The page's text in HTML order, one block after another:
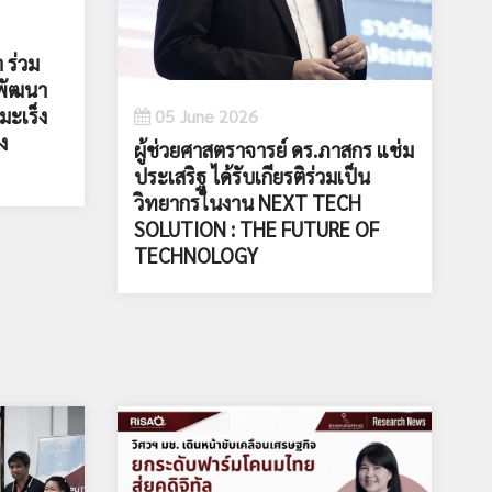
ร่วม
ฒนา
เร็ง
05 June 2026
ผู้ช่วยศาสตราจารย์ ดร.ภาสกร แช่ม
ประเสริฐ ได้รับเกียรติร่วมเป็น
วิทยากรในงาน NEXT TECH
SOLUTION : THE FUTURE OF
TECHNOLOGY